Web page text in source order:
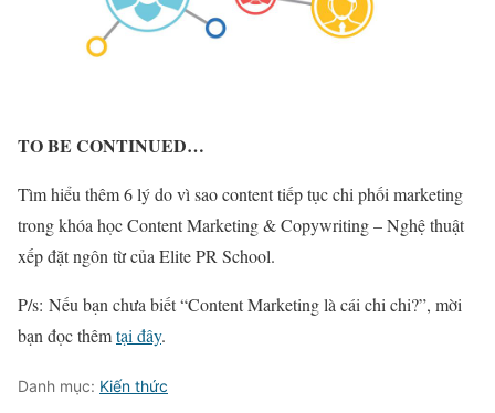
TO BE CONTINUED…
Tìm hiểu thêm 6 lý do vì sao content tiếp tục chi phối marketing
trong khóa học Content Marketing & Copywriting – Nghệ thuật
xếp đặt ngôn từ của Elite PR School.
P/s: Nếu bạn chưa biết “Content Marketing là cái chi chi?”, mời
bạn đọc thêmtại đây.
Danh mục: Kiến thức